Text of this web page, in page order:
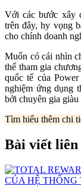
Với các bước xây
trên đây, hy vọng
cho chính doanh
Muốn có cái nhìn
thể tham gia
quốc tế của
nghiệm ứng dụng
bởi chuyên gia giàu
Tìm hiểu thêm chi
Bài viết liên